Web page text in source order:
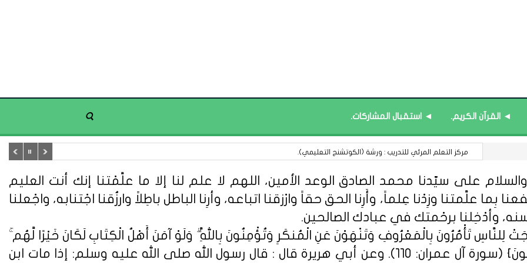
◄ القرآن الكريم. ◄ استقبال المشاركات.
قائمة محدَّثة : البرامج التدريبية.
على سيّدنا محمد الصادق الوعد الأمين، اللهم لا علم لنا إلا ما علَّمْتنا إنك أنت العليم
بِما علَّمتنا وزِدْنا عِلماً، وأَرِنا الحق حقاً وارْزقنا اتباعه، وأرِنا الباطل باطِلاً وارزُقنا اجْتنابه، واجْعلنا
وأدْخِلنا برحْمتك في عبادك الصالحين.
لِلنَّاسِ تَأْمُرُونَ بِالْمَعْرُوفِ وَتَنْهَوْنَ عَنِ الْمُنكَرِ وَتُؤْمِنُونَ بِاللَّهِ ۗ وَلَوْ آمَنَ أَهْلُ الْكِتَابِ لَكَانَ خَيْرًا لَّهُم
مِّنْهُمُ الْمُؤْمِنُونَ وَأَكْثَرُهُمُ الْفَاسِقُونَ} (سورة آل عمران: 110). وعن أبي هريرة قال : قال رسول الله صلى الله عليه وسلم: إذا مات ابن